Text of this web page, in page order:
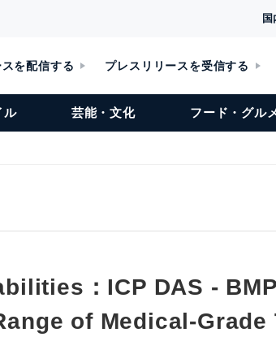
国
を配信する プレスリリースを受信する
ル 芸能・文化 フード・グル
：ICP DAS -
of Medical-Grade